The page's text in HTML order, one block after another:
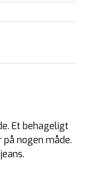
Et behageligt
nogen måde.